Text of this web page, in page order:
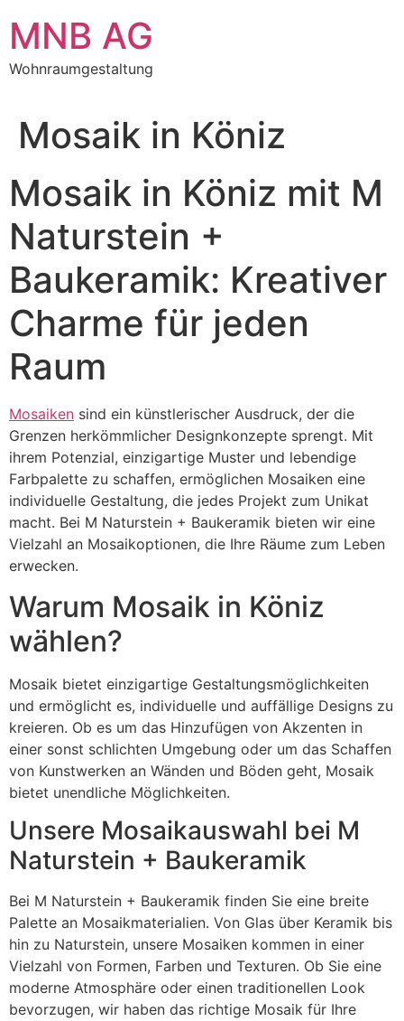
Inhalt
springen
MNB AG
Wohnraumgestaltung
Mosaik in Köniz
Mosaik in Köniz mit M
Naturstein +
Baukeramik: Kreativer
Charme für jeden
Raum
Mosaiken sind ein künstlerischer Ausdruck, der die
Grenzen herkömmlicher Designkonzepte sprengt. Mit
ihrem Potenzial, einzigartige Muster und lebendige
Farbpalette zu schaffen, ermöglichen Mosaiken eine
individuelle Gestaltung, die jedes Projekt zum Unikat
macht. Bei M Naturstein + Baukeramik bieten wir eine
Vielzahl an Mosaikoptionen, die Ihre Räume zum Leben
erwecken.
Warum Mosaik in Köniz
wählen?
Mosaik bietet einzigartige Gestaltungsmöglichkeiten
und ermöglicht es, individuelle und auffällige Designs zu
kreieren. Ob es um das Hinzufügen von Akzenten in
einer sonst schlichten Umgebung oder um das Schaffen
von Kunstwerken an Wänden und Böden geht, Mosaik
bietet unendliche Möglichkeiten.
Unsere Mosaikauswahl bei M
Naturstein + Baukeramik
Bei M Naturstein + Baukeramik finden Sie eine breite
Palette an Mosaikmaterialien. Von Glas über Keramik bis
hin zu Naturstein, unsere Mosaiken kommen in einer
Vielzahl von Formen, Farben und Texturen. Ob Sie eine
moderne Atmosphäre oder einen traditionellen Look
bevorzugen, wir haben das richtige Mosaik für Ihre